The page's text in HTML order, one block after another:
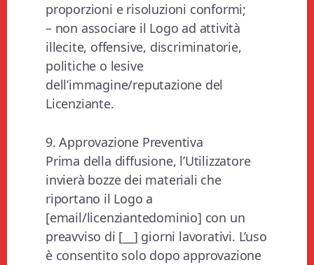
proporzioni e risoluzioni conformi;
– non associare il Logo ad attività
illecite, offensive, discriminatorie,
politiche o lesive
dell’immagine/reputazione del
Licenziante.
9. Approvazione Preventiva
Prima della diffusione, l’Utilizzatore
invierà bozze dei materiali che
riportano il Logo a
[email/licenziantedominio] con un
preavviso di [__] giorni lavorativi. L’uso
è consentito solo dopo approvazione